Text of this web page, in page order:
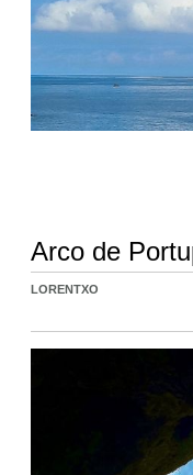
Arco de
LORENTXO